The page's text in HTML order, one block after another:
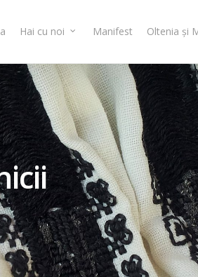
Hai cu noi Manifest Oltenia și